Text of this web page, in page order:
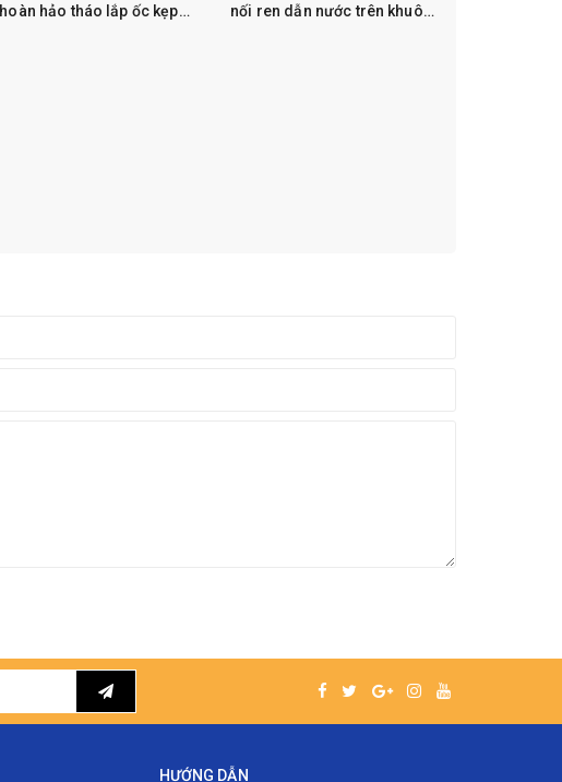
hoàn hảo tháo lắp ốc kẹp
nối ren dẫn nước trên khuôn
HƯỚNG DẪN